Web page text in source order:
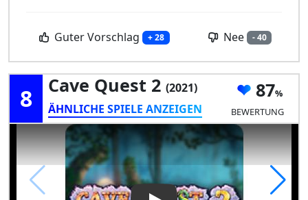
Guter Vorschlag + 28 Nee - 40
8 Cave Quest 2 (2021)
ÄHNLICHE SPIELE ANZEIGEN
87
BEWERTUNG